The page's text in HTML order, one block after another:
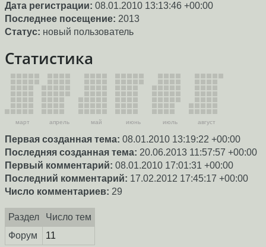
Дата регистрации: 08.01.2010 13:13:46 +00:00
Последнее посещение: 2013
Статус: новый пользователь
Статистика
март апрель май июнь июль август
Первая созданная тема: 08.01.2010 13:19:22 +00:00
Последняя созданная тема: 20.06.2013 11:57:57 +00:00
Первый комментарий: 08.01.2010 17:01:31 +00:00
Последний комментарий: 17.02.2012 17:45:17 +00:00
Число комментариев: 29
Раздел
Число тем
Форум
11